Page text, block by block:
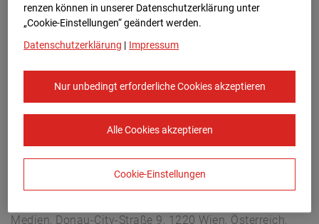
Medien, Donau-City-Straße 9, 1220 Wien, Österreich,
renzen können in unserer Datenschutzerklärung unter
„Cookie-Einstellungen“ geändert werden.
Datenschutzerklärung | Impressum
Nur unbedingt erforderliche Cookies akzeptieren
Alle Cookies akzeptieren
Cookie-Einstellungen